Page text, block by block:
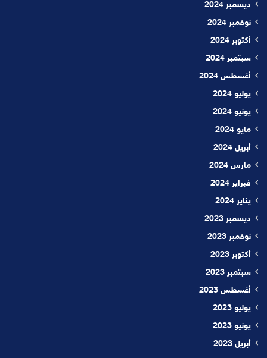
ديسمبر 2024
نوفمبر 2024
أكتوبر 2024
سبتمبر 2024
أغسطس 2024
يوليو 2024
يونيو 2024
مايو 2024
أبريل 2024
مارس 2024
فبراير 2024
يناير 2024
ديسمبر 2023
نوفمبر 2023
أكتوبر 2023
سبتمبر 2023
أغسطس 2023
يوليو 2023
يونيو 2023
أبريل 2023